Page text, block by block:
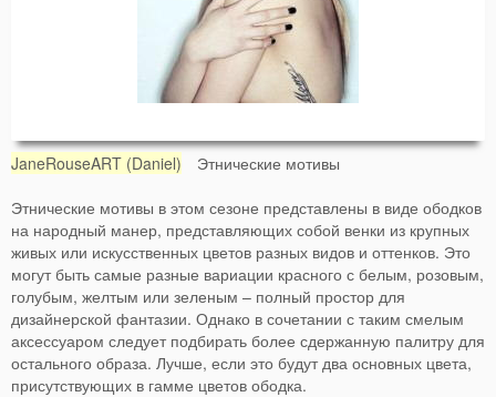
JaneRouseART (Daniel) Этнические мотивы
Этнические мотивы в этом сезоне представлены в виде ободков
на народный манер, представляющих собой венки из крупных
живых или искусственных цветов разных видов и оттенков. Это
могут быть самые разные вариации красного с белым, розовым,
голубым, желтым или зеленым – полный простор для
дизайнерской фантазии. Однако в сочетании с таким смелым
аксессуаром следует подбирать более сдержанную палитру для
остального образа. Лучше, если это будут два основных цвета,
присутствующих в гамме цветов ободка.